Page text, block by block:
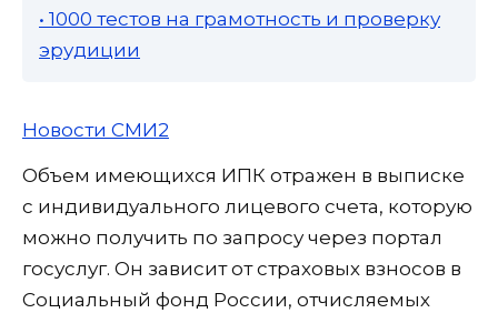
• 1000 тестов на грамотность и проверку
эрудиции
Новости СМИ2
Объем имеющихся ИПК отражен в выписке
с индивидуального лицевого счета, которую
можно получить по запросу через портал
госуслуг. Он зависит от страховых взносов в
Социальный фонд России, отчисляемых